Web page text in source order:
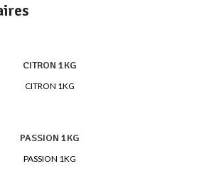
CITRON 1KG
CITRON 1KG
PASSION 1KG
PASSION 1KG